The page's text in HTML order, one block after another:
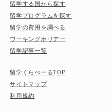
留学する国から探す
留学プログラムを探す
留学の費用を調べる
ワーキングホリデー
留学記事一覧
留学くらべーるTOP
サイトマップ
利用規約